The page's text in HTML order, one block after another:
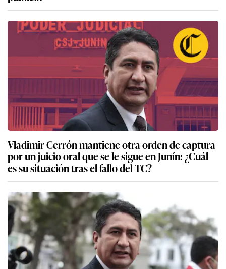
Vladimir Cerrón mantiene otra orden de captura
por un juicio oral que se le sigue en Junín: ¿Cuál
es su situación tras el fallo del TC?